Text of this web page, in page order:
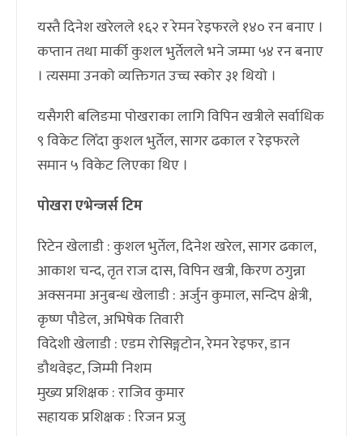
यस्तै दिनेश खरेलले १६२ र रेमन रेइफरले १४० रन बनाए ।
कप्तान तथा मार्की कुशल भुर्तेलले भने जम्मा ५४ रन बनाए
। त्यसमा उनको व्यक्तिगत उच्च स्कोर ३१ थियो ।
यसैगरी बलिङमा पोखराका लागि विपिन खत्रीले सर्वाधिक
९ विकेट लिँदा कुशल भुर्तेल, सागर ढकाल र रेइफरले
समान ५ विकेट लिएका थिए ।
पोखरा एभेन्जर्स टिम
रिटेन खेलाडी : कुशल भुर्तेल, दिनेश खरेल, सागर ढकाल,
आकाश चन्द, तृत राज दास, विपिन खत्री, किरण ठगुन्ना
अक्सनमा अनुबन्ध खेलाडी : अर्जुन कुमाल, सन्दिप क्षेत्री,
कृष्ण पौडेल, अभिषेक तिवारी
विदेशी खेलाडी : एडम रोसिङ्गटोन, रेमन रेइफर, डान
डौथवेइट, जिम्मी निशम
मुख्य प्रशिक्षक : राजिव कुमार
सहायक प्रशिक्षक : रिजन प्रजु